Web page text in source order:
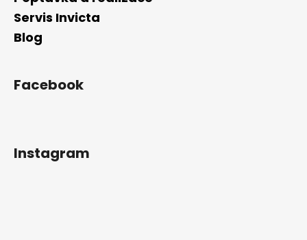
Servis Invicta
Blog
Facebook
Instagram